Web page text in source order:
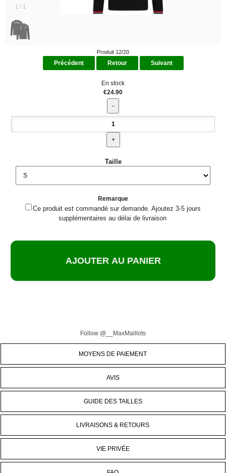
1 / 1
Produit 12/20
Précédent Retour Suivant
En stock
€24.90
Taille
Remarque
Ce produit est commandé sur demande. Ajoutez 3-5 jours
supplémentaires au délai de livraison
Follow @__MaxMaillots
MOYENS DE PAIEMENT
AVIS
GUIDE DES TAILLES
LIVRAISONS & RETOURS
VIE PRIVÉE